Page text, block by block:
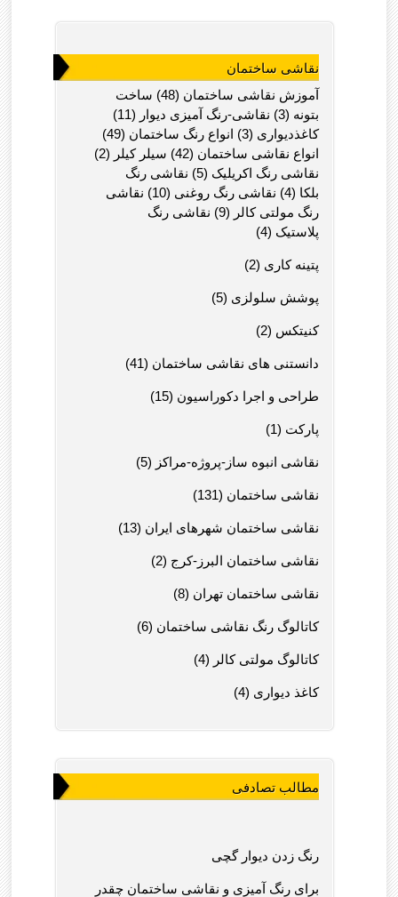
نقاشی ساختمان
آموزش نقاشی ساختمان (48) ساخت
بتونه (3) نقاشی-رنگ آمیزی دیوار (11)
کاغذديواری (3) انواع رنگ ساختمان (49)
انواع نقاشی ساختمان (42) سیلر کیلر (2)
نقاشی رنگ اکریلیک (5) نقاشی رنگ
بلکا (4) نقاشی رنگ روغنی (10) نقاشی
رنگ مولتی کالر (9) نقاشی رنگ
پلاستیک (4)
پتینه کاری (2)
پوشش سلولزی (5)
کنیتکس (2)
دانستنی های نقاشی ساختمان (41)
طراحی و اجرا دکوراسیون (15)
پارکت (1)
نقاشی انبوه ساز-پروژه-مراکز (5)
نقاشی ساختمان (131)
نقاشی ساختمان شهرهای ایران (13)
نقاشی ساختمان البرز-کرج (2)
نقاشی ساختمان تهران (8)
کاتالوگ رنگ نقاشی ساختمان (6)
کاتالوگ مولتی کالر (4)
کاغذ دیواری (4)
مطالب تصادفی
رنگ زدن دیوار گچی
برای رنگ آمیزی و نقاشی ساختمان چقدر